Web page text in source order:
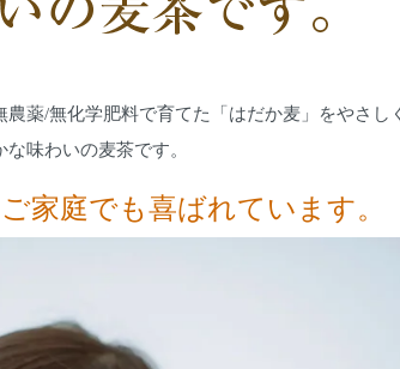
薬/無化学肥料で育てた「はだか麦」をやさし
味わいの麦茶です。
家庭でも喜ばれています。